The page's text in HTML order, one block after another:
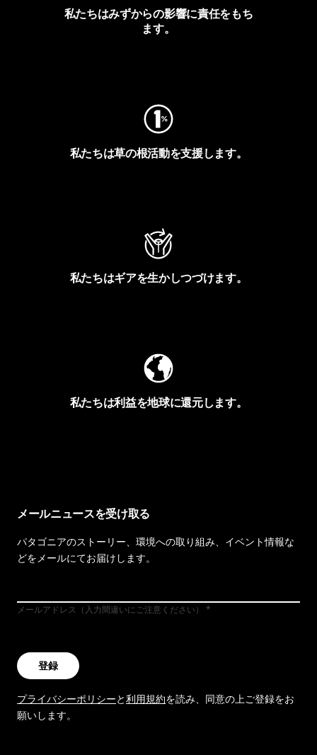
私たちはみずからの影響に責任をもち
ます。
私たちは草の根活動を支援します。
私たちはギアを生かしつづけます。
私たちは利益を地球に還元します。
メールニュースを受け取る
パタゴニアのストーリー、環境への取り組み、イベント情報な
どをメールにてお届けします。
メールアドレス（入力間違いにご注意ください）
登録
プライバシーポリシーと利用規約を読み、同意の上ご登録をお
願いします。